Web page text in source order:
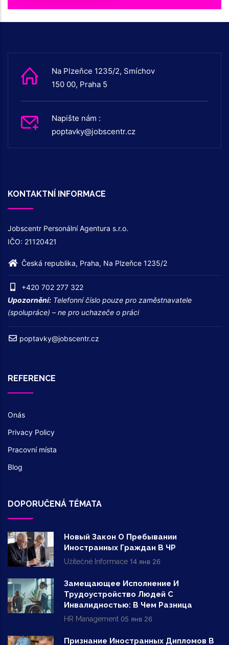
Na Plzeňce 1235/2, Smíchov
150 00, Praha 5
Napište nám :
poptavky@jobscentr.cz
KONTAKTNÍ INFORMACE
Jobscentr Personální Agentura s.r.o.
IČO: 21120421
Česká republika, Praha, Na Plzeňce 1235/2
+420 702 277 322
Upozornění: Telefonní číslo pouze pro zaměstnavatele
(spolupráce) – ne pro uchazeče o práci
poptavky@jobscentr.cz
REFERENCE
Onás
Privacy Policy
Pracovní místa
Blog
DOPORUČENÁ TÉMATA
Новый Закон О Пребывании
Иностранных Граждан В ЧР
Užitečné Informace 14 янв 26
Замещающее Исполнение И
Трудоустройство Людей С
Инвалидностью: В Чем Разница
HR Management 05 янв 26
Признание Иностранных Дипломов В